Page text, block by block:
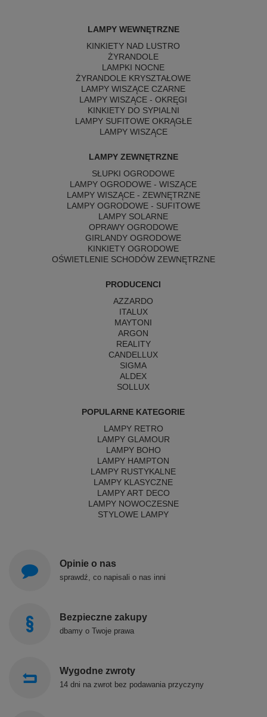
LAMPY WEWNĘTRZNE
KINKIETY NAD LUSTRO
ŻYRANDOLE
LAMPKI NOCNE
ŻYRANDOLE KRYSZTAŁOWE
LAMPY WISZĄCE CZARNE
LAMPY WISZĄCE - OKRĘGI
KINKIETY DO SYPIALNI
LAMPY SUFITOWE OKRĄGŁE
LAMPY WISZĄCE
LAMPY ZEWNĘTRZNE
SŁUPKI OGRODOWE
LAMPY OGRODOWE - WISZĄCE
LAMPY WISZĄCE - ZEWNĘTRZNE
LAMPY OGRODOWE - SUFITOWE
LAMPY SOLARNE
OPRAWY OGRODOWE
GIRLANDY OGRODOWE
KINKIETY OGRODOWE
OŚWIETLENIE SCHODÓW ZEWNĘTRZNE
PRODUCENCI
AZZARDO
ITALUX
MAYTONI
ARGON
REALITY
CANDELLUX
SIGMA
ALDEX
SOLLUX
POPULARNE KATEGORIE
LAMPY RETRO
LAMPY GLAMOUR
LAMPY BOHO
LAMPY HAMPTON
LAMPY RUSTYKALNE
LAMPY KLASYCZNE
LAMPY ART DECO
LAMPY NOWOCZESNE
STYLOWE LAMPY
Opinie o nas
sprawdź, co napisali o nas inni
Bezpieczne zakupy
dbamy o Twoje prawa
Wygodne zwroty
14 dni na zwrot bez podawania przyczyny